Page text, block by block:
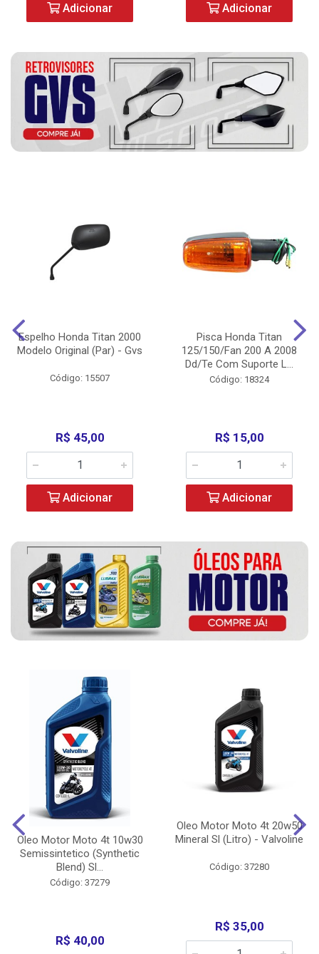
Adicionar Adicionar
Espelho Honda Titan 2000
Modelo Original (Par) - Gvs
Código: 15507
R$ 45,00
Adicionar
Pisca Honda Titan
125/150/Fan 200 A 2008
Dd/Te Com Suporte L...
Código: 18324
R$ 15,00
Adicionar
Oleo Motor Moto 4t 10w30
Semissintetico (Synthetic
Blend) Sl...
Código: 37279
R$ 40,00
Oleo Motor Moto 4t 20w50
Mineral Sl (Litro) - Valvoline
Código: 37280
R$ 35,00